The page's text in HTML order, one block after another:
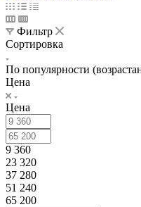
Фильтр
Сортировка
По популярности
Цена
Цена
9 360
23 320
37 280
51 240
65 200